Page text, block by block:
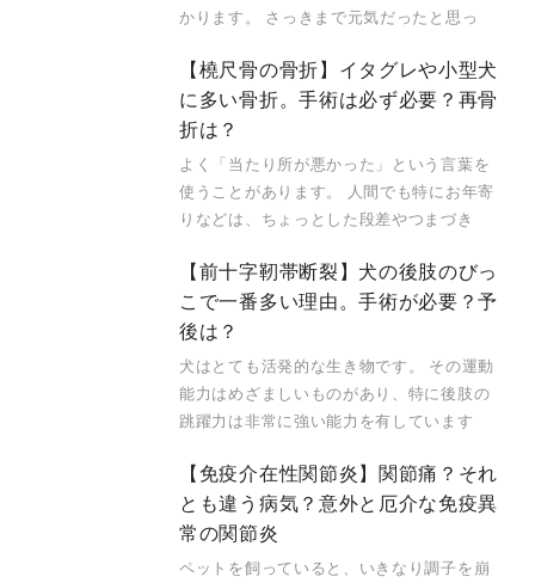
かります。 さっきまで元気だったと思っ
【橈尺骨の骨折】イタグレや小型犬
に多い骨折。手術は必ず必要？再骨
折は？
よく「当たり所が悪かった」という言葉を
使うことがあります。 人間でも特にお年寄
りなどは、ちょっとした段差やつまづき
【前十字靭帯断裂】犬の後肢のびっ
こで一番多い理由。手術が必要？予
後は？
犬はとても活発的な生き物です。 その運動
能力はめざましいものがあり、特に後肢の
跳躍力は非常に強い能力を有しています
【免疫介在性関節炎】関節痛？それ
とも違う病気？意外と厄介な免疫異
常の関節炎
ペットを飼っていると、いきなり調子を崩